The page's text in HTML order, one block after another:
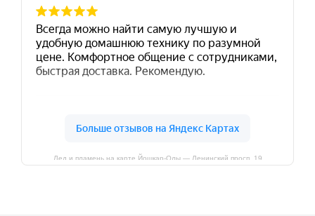
Лед и пламень на карте Йошкар‑Олы — Ленинский просп.,19